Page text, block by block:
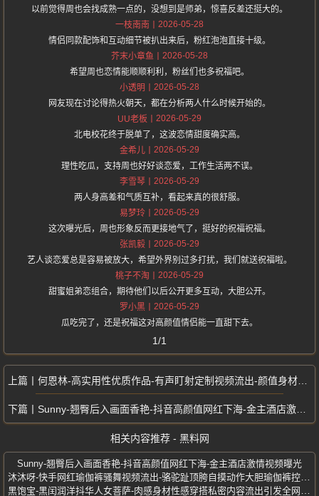
以前觉得周也会找成熟一点的，没想到是师弟，惊喜反差还挺大的。
一枝南南
2026-05-28
情侣同款配饰和互动细节被扒出来后，粉红泡泡直接十级。
芥末小章鱼
2026-05-28
希望周也恋情能顺顺利利，粉丝们也多祝福吧。
小透明
2026-05-28
网友现在讨论得热火朝天，都在分析两人什么时候开始的。
UU老板
2026-05-29
北电校花终于脱单了，这波恋情甜度确实高。
金希儿
2026-05-29
理性吃瓜，支持周也好好谈恋爱，工作生活两不误。
李雪琴
2026-05-29
两人身高差和气质互补，看起来真的很舒服。
易梦玲
2026-05-29
这次曝光后，周也形象反而更接地气了，挺好的祝福祝福。
张凯毅
2026-05-29
艺人谈恋爱总是容易被放大，希望外界别过多打扰，我们就送祝福啦。
桃子不淘
2026-05-29
甜蜜姐弟恋组合，期待他们以后公开更多互动，大胆公开。
罗小黑
2026-05-29
瓜吃完了，还是祝福这对高颜值情侣能一直甜下去。
1/1
何恩林-高实用性优质作品-有声盯射定制视频流出-颜值身材顶级小网红
Sunny-翘臀后入画面香艳-抖音高颜值网红下海-金主酒店激情视频曝光
相关内容推荐 - 黑料网
Sunny-翘臀后入画面香艳-抖音高颜值网红下海-金主酒店激情视频曝光
沐沐呀-快手网红瑜伽裤骚舞视频流出-骆驼趾顶胯自摸动作大胆瑜伽裤控福利
黑饱宝-黑闰润洋抖华人女菩萨-肉感身材性感穿搭私密内容流出引发全网热议